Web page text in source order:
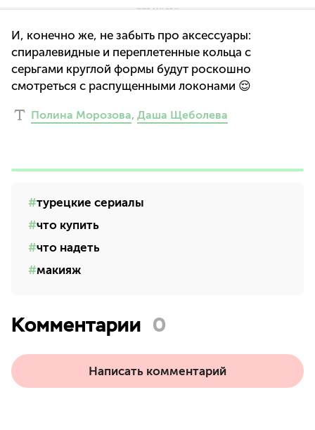
И, конечно же, не забыть про аксессуары:
спиралевидные и переплетенные кольца с
серьгами круглой формы будут роскошно
смотреться с распущенными локонами 😌
Полина Морозова, Даша Щеболева
турецкие сериалы
что купить
что надеть
макияж
Комментарии 0
Написать комментарий